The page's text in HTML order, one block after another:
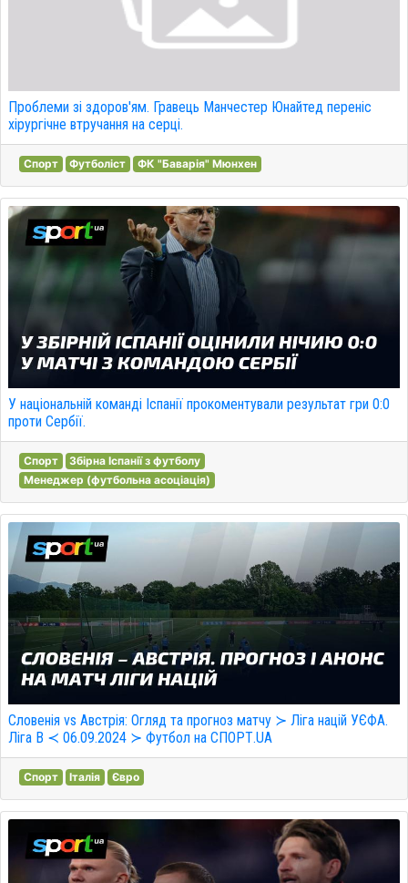
Проблеми зі здоров'ям. Гравець Манчестер Юнайтед переніс
хірургічне втручання на серці.
Спорт Футболіст ФК "Баварія" Мюнхен
У національній команді Іспанії прокоментували результат гри 0:0
проти Сербії.
Спорт
Збірна Іспанії з футболу
Менеджер (футбольна асоціація)
Словенія vs Австрія: Огляд та прогноз матчу ≻ Ліга націй УЄФА.
Ліга B ≺ 06.09.2024 ≻ Футбол на СПОРТ.UA
Спорт Італія Євро